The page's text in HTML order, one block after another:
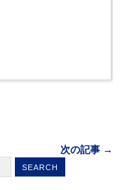
次の記事 →